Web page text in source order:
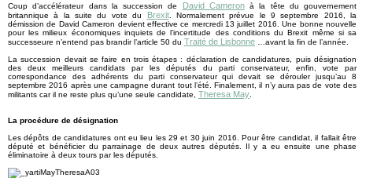
Coup d’accélérateur dans la succession de David Cameronà la tête du gouvernement
britannique à la suite du vote du
Brexit. Normalement prévue le 9 septembre 2016, la
démission de David Cameron devient effective ce mercredi 13 juillet 2016. Une bonne nouvelle
pour les milieux économiques inquiets de l’incertitude des conditions du Brexit même si sa
successeure n’entend pas brandir l’article 50 du Traité de Lisbonne …avant la fin de l’année.
La succession devait se faire en trois étapes : déclaration de candidatures, puis désignation
des deux meilleurs candidats par les députés du parti conservateur, enfin, vote par
correspondance des adhérents du parti conservateur qui devait se dérouler jusqu’au 8
septembre 2016 après une campagne durant tout l’été. Finalement, il n’y aura pas de vote des
militants car il ne reste plus qu’une seule candidate, Theresa May.
La procédure de désignation
Les dépôts de candidatures ont eu lieu les 29 et 30 juin 2016. Pour être candidat, il fallait être
député et bénéficier du parrainage de deux autres députés. Il y a eu ensuite une phase
éliminatoire à deux tours par les députés.